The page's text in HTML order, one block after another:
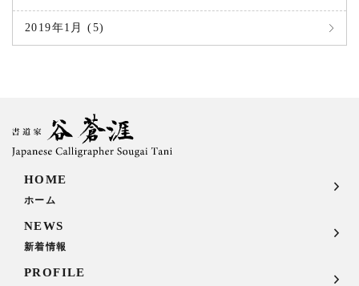
2019年1月 (5)
HOME
ホーム
NEWS
新着情報
PROFILE